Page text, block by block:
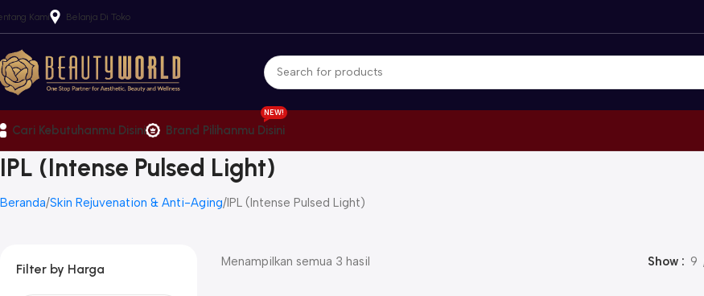
Kami Belanja Di Toko
Cari Kebutuhanmu Disini Brand Pilihanmu Disini
NEW!
IPL (Intense Pulsed Light)
Beranda Skin Rejuvenation & Anti-Aging IPL (Intense Pulsed Light)
Filter by Harga Menampilkan semua 3 hasil Show 9